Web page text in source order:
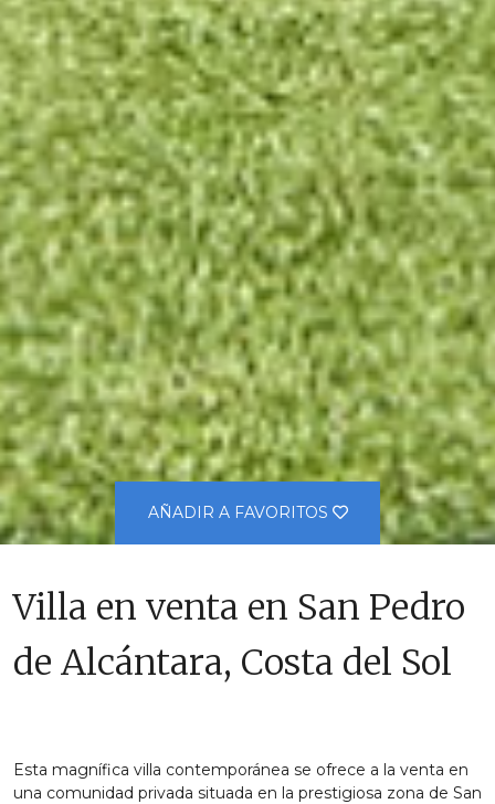
AÑADIR A FAVORITOS
Villa en venta en San Pedro
de Alcántara, Costa del Sol
Esta magnífica villa contemporánea se ofrece a la venta en
una comunidad privada situada en la prestigiosa zona de San